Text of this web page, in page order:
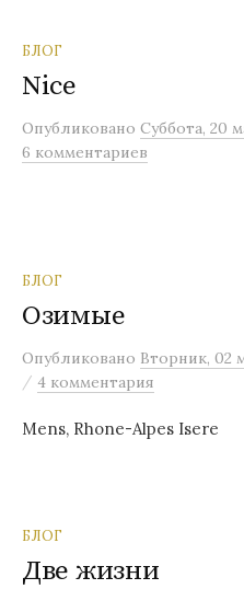
БЛОГ
Nice
Опубликовано Суббота, 20
6 комментариев
БЛОГ
Озимые
Опубликовано Вторник, 02
/ 4 комментария
Mens, Rhone-Alpes Isere
БЛОГ
Две жизни